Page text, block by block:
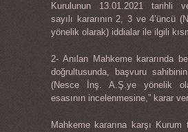
Kurulunun 13.01.2021 tarihli
sayılı kararının 2, 3 ve 4’üncü
yönelik olarak) iddialar ile ilgili
2- Anılan Mahkeme kararında
doğrultusunda, başvuru
(Nesce İnş. A.Ş.ye yönelik
esasının incelenmesine,” karar
Mahkeme kararına karşı Kurum